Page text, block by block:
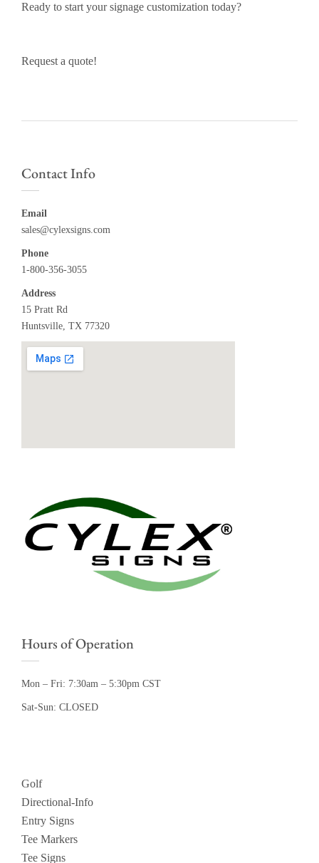
Ready to start your signage customization today?
Request a quote!
Contact Info
Email
sales@cylexsigns.com
Phone
1-800-356-3055
Address
15 Pratt Rd
Huntsville, TX 77320
Hours of Operation
Mon – Fri: 7:30am – 5:30pm CST
Sat-Sun: CLOSED
Golf
Directional-Info
Entry Signs
Tee Markers
Tee Signs